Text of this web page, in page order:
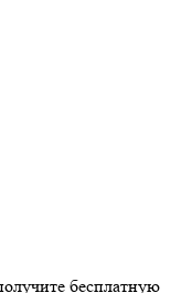
бесплатную